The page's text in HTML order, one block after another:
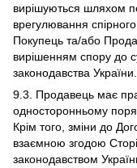
вирішуються шляхом
врегулювання
Покупець та/або
вирішенням спору до
законодавства України.
9.3. Продавець має
односторонньому
Крім того, зміни до
взаємною згодою
законодавством